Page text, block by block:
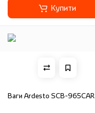
Купити
Ваги Ardesto SCB-965CAR